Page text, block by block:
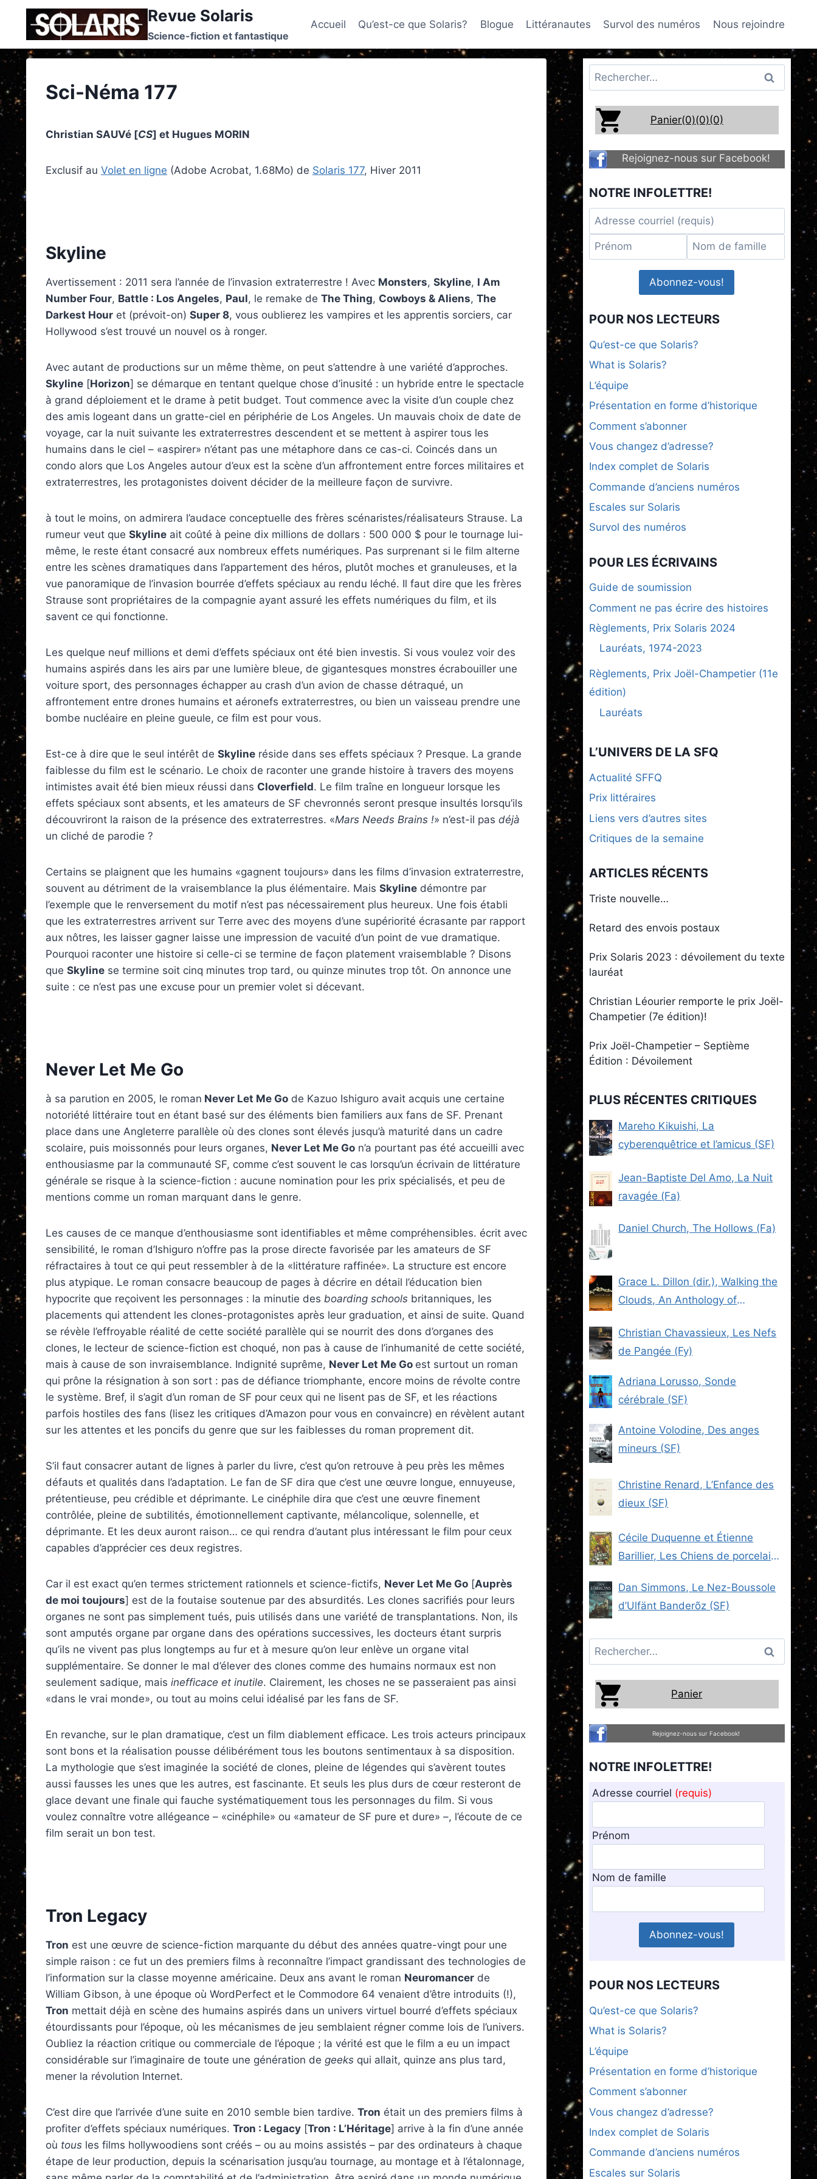
content
Revue Solaris
Science-fiction et fantastique
Accueil Qu’est-ce que Solaris? Blogue Littéranautes Survol des numéros Nous rejoindre
Sci-Néma 177
Christian SAUVé [CS] et Hugues MORIN
Exclusif au Volet en ligne (Adobe Acrobat, 1.68Mo) de Solaris 177, Hiver 2011
Skyline
Avertissement : 2011 sera l’année de l’invasion extraterrestre ! Avec Monsters, Skyline, I Am
Number Four, Battle : Los Angeles, Paul, le remake de The Thing, Cowboys & Aliens, The
Darkest Hour et (prévoit-on) Super 8, vous oublierez les vampires et les apprentis sorciers, car
Hollywood s’est trouvé un nouvel os à ronger.
Avec autant de productions sur un même thème, on peut s’attendre à une variété d’approches.
Skyline [Horizon] se démarque en tentant quelque chose d’inusité : un hybride entre le spectacle
à grand déploiement et le drame à petit budget. Tout commence avec la visite d’un couple chez
des amis logeant dans un gratte-ciel en périphérie de Los Angeles. Un mauvais choix de date de
voyage, car la nuit suivante les extraterrestres descendent et se mettent à aspirer tous les
humains dans le ciel – «aspirer» n’étant pas une métaphore dans ce cas-ci. Coincés dans un
condo alors que Los Angeles autour d’eux est la scène d’un affrontement entre forces militaires et
extraterrestres, les protagonistes doivent décider de la meilleure façon de survivre.
à tout le moins, on admirera l’audace conceptuelle des frères scénaristes/réalisateurs Strause. La
rumeur veut que Skyline ait coûté à peine dix millions de dollars : 500 000 $ pour le tournage lui-
même, le reste étant consacré aux nombreux effets numériques. Pas surprenant si le film alterne
entre les scènes dramatiques dans l’appartement des héros, plutôt moches et granuleuses, et la
vue panoramique de l’invasion bourrée d’effets spéciaux au rendu léché. Il faut dire que les frères
Strause sont propriétaires de la compagnie ayant assuré les effets numériques du film, et ils
savent ce qui fonctionne.
Les quelque neuf millions et demi d’effets spéciaux ont été bien investis. Si vous voulez voir des
humains aspirés dans les airs par une lumière bleue, de gigantesques monstres écrabouiller une
voiture sport, des personnages échapper au crash d’un avion de chasse détraqué, un
affrontement entre drones humains et aéronefs extraterrestres, ou bien un vaisseau prendre une
bombe nucléaire en pleine gueule, ce film est pour vous.
Est-ce à dire que le seul intérêt de Skyline réside dans ses effets spéciaux ? Presque. La grande
faiblesse du film est le scénario. Le choix de raconter une grande histoire à travers des moyens
intimistes avait été bien mieux réussi dans Cloverfield. Le film traîne en longueur lorsque les
effets spéciaux sont absents, et les amateurs de SF chevronnés seront presque insultés lorsqu’ils
découvriront la raison de la présence des extraterrestres. «Mars Needs Brains !» n’est-il pas déjà
un cliché de parodie ?
Certains se plaignent que les humains «gagnent toujours» dans les films d’invasion extraterrestre,
souvent au détriment de la vraisemblance la plus élémentaire. Mais Skyline démontre par
l’exemple que le renversement du motif n’est pas nécessairement plus heureux. Une fois établi
que les extraterrestres arrivent sur Terre avec des moyens d’une supériorité écrasante par rapport
aux nôtres, les laisser gagner laisse une impression de vacuité d’un point de vue dramatique.
Pourquoi raconter une histoire si celle-ci se termine de façon platement vraisemblable ? Disons
que Skyline se termine soit cinq minutes trop tard, ou quinze minutes trop tôt. On annonce une
suite : ce n’est pas une excuse pour un premier volet si décevant.
Never Let Me Go
à sa parution en 2005, le roman Never Let Me Go de Kazuo Ishiguro avait acquis une certaine
notoriété littéraire tout en étant basé sur des éléments bien familiers aux fans de SF. Prenant
place dans une Angleterre parallèle où des clones sont élevés jusqu’à maturité dans un cadre
scolaire, puis moissonnés pour leurs organes, Never Let Me Go n’a pourtant pas été accueilli avec
enthousiasme par la communauté SF, comme c’est souvent le cas lorsqu’un écrivain de littérature
générale se risque à la science-fiction : aucune nomination pour les prix spécialisés, et peu de
mentions comme un roman marquant dans le genre.
Les causes de ce manque d’enthousiasme sont identifiables et même compréhensibles. écrit avec
sensibilité, le roman d’Ishiguro n’offre pas la prose directe favorisée par les amateurs de SF
réfractaires à tout ce qui peut ressembler à de la «littérature raffinée». La structure est encore
plus atypique. Le roman consacre beaucoup de pages à décrire en détail l’éducation bien
hypocrite que reçoivent les personnages : la minutie des boarding schools britanniques, les
placements qui attendent les clones-protagonistes après leur graduation, et ainsi de suite. Quand
se révèle l’effroyable réalité de cette société parallèle qui se nourrit des dons d’organes des
clones, le lecteur de science-fiction est choqué, non pas à cause de l’inhumanité de cette société,
mais à cause de son invraisemblance. Indignité suprême, Never Let Me Go est surtout un roman
qui prône la résignation à son sort : pas de défiance triomphante, encore moins de révolte contre
le système. Bref, il s’agit d’un roman de SF pour ceux qui ne lisent pas de SF, et les réactions
parfois hostiles des fans (lisez les critiques d’Amazon pour vous en convaincre) en révèlent autant
sur les attentes et les poncifs du genre que sur les faiblesses du roman proprement dit.
S’il faut consacrer autant de lignes à parler du livre, c’est qu’on retrouve à peu près les mêmes
défauts et qualités dans l’adaptation. Le fan de SF dira que c’est une œuvre longue, ennuyeuse,
prétentieuse, peu crédible et déprimante. Le cinéphile dira que c’est une œuvre finement
contrôlée, pleine de subtilités, émotionnellement captivante, mélancolique, solennelle, et
déprimante. Et les deux auront raison… ce qui rendra d’autant plus intéressant le film pour ceux
capables d’apprécier ces deux registres.
Car il est exact qu’en termes strictement rationnels et science-fictifs, Never Let Me Go [Auprès
de moi toujours] est de la foutaise soutenue par des absurdités. Les clones sacrifiés pour leurs
organes ne sont pas simplement tués, puis utilisés dans une variété de transplantations. Non, ils
sont amputés organe par organe dans des opérations successives, les docteurs étant surpris
qu’ils ne vivent pas plus longtemps au fur et à mesure qu’on leur enlève un organe vital
supplémentaire. Se donner le mal d’élever des clones comme des humains normaux est non
seulement sadique, mais inefficace et inutile. Clairement, les choses ne se passeraient pas ainsi
«dans le vrai monde», ou tout au moins celui idéalisé par les fans de SF.
En revanche, sur le plan dramatique, c’est un film diablement efficace. Les trois acteurs principaux
sont bons et la réalisation pousse délibérément tous les boutons sentimentaux à sa disposition.
La mythologie que s’est imaginée la société de clones, pleine de légendes qui s’avèrent toutes
aussi fausses les unes que les autres, est fascinante. Et seuls les plus durs de cœur resteront de
glace devant une finale qui fauche systématiquement tous les personnages du film. Si vous
voulez connaître votre allégeance – «cinéphile» ou «amateur de SF pure et dure» –, l’écoute de ce
film serait un bon test.
Tron Legacy
Tron est une œuvre de science-fiction marquante du début des années quatre-vingt pour une
simple raison : ce fut un des premiers films à reconnaître l’impact grandissant des technologies de
l’information sur la classe moyenne américaine. Deux ans avant le roman Neuromancer de
William Gibson, à une époque où WordPerfect et le Commodore 64 venaient d’être introduits (!),
Tron mettait déjà en scène des humains aspirés dans un univers virtuel bourré d’effets spéciaux
étourdissants pour l’époque, où les mécanismes de jeu semblaient régner comme lois de l’univers.
Oubliez la réaction critique ou commerciale de l’époque ; la vérité est que le film a eu un impact
considérable sur l’imaginaire de toute une génération de geeks qui allait, quinze ans plus tard,
mener la révolution Internet.
C’est dire que l’arrivée d’une suite en 2010 semble bien tardive. Tron était un des premiers films à
profiter d’effets spéciaux numériques. Tron : Legacy [Tron : L’Héritage] arrive à la fin d’une année
où tous les films hollywoodiens sont créés – ou au moins assistés – par des ordinateurs à chaque
étape de leur production, depuis la scénarisation jusqu’au tournage, au montage et à l’étalonnage,
Rechercher :
Panier(0)(0)(0)
Rejoignez-nous sur Facebook!
NOTRE INFOLETTRE!
POUR NOS LECTEURS
Qu’est-ce que Solaris?
What is Solaris?
L’équipe
Présentation en forme d’historique
Comment s’abonner
Vous changez d’adresse?
Index complet de Solaris
Commande d’anciens numéros
Escales sur Solaris
Survol des numéros
POUR LES ÉCRIVAINS
Guide de soumission
Comment ne pas écrire des histoires
Règlements, Prix Solaris 2024
Lauréats, 1974-2023
Règlements, Prix Joël-Champetier (11e
édition)
Lauréats
L’UNIVERS DE LA SFQ
Actualité SFFQ
Prix littéraires
Liens vers d’autres sites
Critiques de la semaine
ARTICLES RÉCENTS
Triste nouvelle…
Retard des envois postaux
Prix Solaris 2023 : dévoilement du texte
lauréat
Christian Léourier remporte le prix Joël-
Champetier (7e édition)!
Prix Joël-Champetier – Septième
Édition : Dévoilement
PLUS RÉCENTES CRITIQUES
Mareho Kikuishi, La
cyberenquêtrice et l’amicus (SF)
Jean-Baptiste Del Amo, La Nuit
ravagée (Fa)
Daniel Church, The Hollows (Fa)
Grace L. Dillon (dir.), Walking the
Clouds, An Anthology of
Christian Chavassieux, Les Nefs
de Pangée (Fy)
Adriana Lorusso, Sonde
cérébrale (SF)
Antoine Volodine, Des anges
mineurs (SF)
Christine Renard, L’Enfance des
dieux (SF)
Cécile Duquenne et Étienne
Barillier, Les Chiens de porcelaine
Dan Simmons, Le Nez-Boussole
d’Ulfänt Banderõz (SF)
Rechercher :
Panier
Rejoignez-nous sur Facebook!
NOTRE INFOLETTRE!
Adresse courriel (requis)
Prénom
Nom de famille
POUR NOS LECTEURS
Qu’est-ce que Solaris?
What is Solaris?
L’équipe
Présentation en forme d’historique
Comment s’abonner
Vous changez d’adresse?
Index complet de Solaris
Commande d’anciens numéros
Escales sur Solaris